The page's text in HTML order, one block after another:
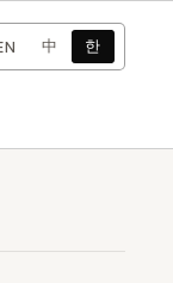
언어 변경 ×
中 한